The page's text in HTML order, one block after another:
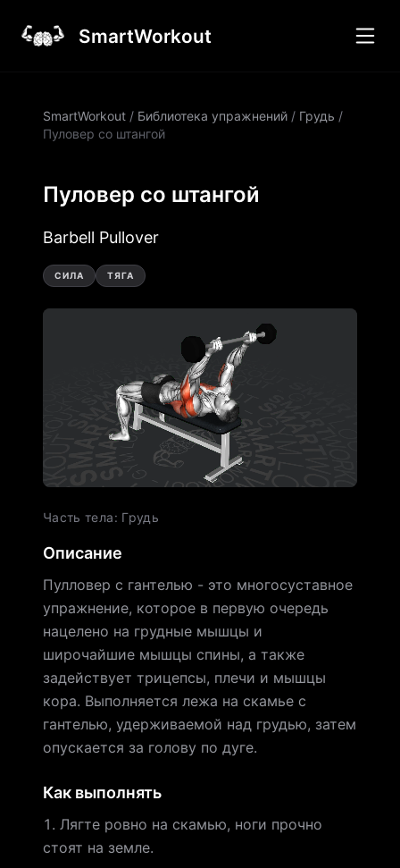
SmartWorkout
SmartWorkout / Библиотека упражнений / Грудь /
Пуловер со штангой
Пуловер со штангой
Barbell Pullover
СИЛА ТЯГА
Часть тела: Грудь
Описание
Пулловер с гантелью - это многосуставное
упражнение, которое в первую очередь
нацелено на грудные мышцы и
широчайшие мышцы спины, а также
задействует трицепсы, плечи и мышцы
кора. Выполняется лежа на скамье с
гантелью, удерживаемой над грудью, затем
опускается за голову по дуге.
Как выполнять
Лягте ровно на скамью, ноги прочно
стоят на земле.